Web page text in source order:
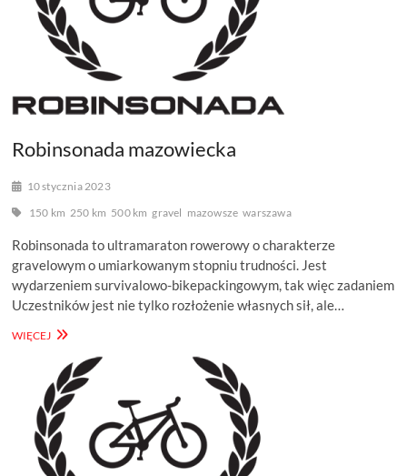
Robinsonada mazowiecka
10 stycznia 2023
150 km 250 km 500 km gravel mazowsze warszawa
Robinsonada to ultramaraton rowerowy o charakterze
gravelowym o umiarkowanym stopniu trudności. Jest
wydarzeniem survivalowo-bikepackingowym, tak więc zadaniem
Uczestników jest nie tylko rozłożenie własnych sił, ale…
WIĘCEJROBINSONADA